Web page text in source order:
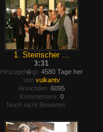
1. Steirischer ...
3:31
Hinzugef�gt: 4580 Tage her
Von vulkantv
Ansichten: 6095
Kommentare: 0
Noch nicht Bewertet